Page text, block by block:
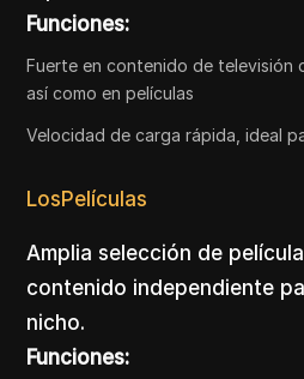
Funciones:
Fuerte en contenido de televisión
así como en películas
Velocidad de carga rápida, ideal
LosPelículas
Amplia selección de
contenido independiente
nicho.
Funciones: